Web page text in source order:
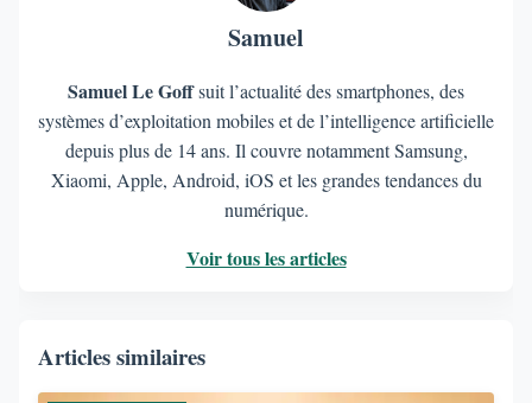
Samuel
Samuel Le Goffsuit l’actualité des smartphones, des
systèmes d’exploitation mobiles et de l’intelligence artificielle
depuis plus de 14 ans. Il couvre notamment Samsung,
Xiaomi, Apple, Android, iOS et les grandes tendances du
numérique.
Voir tous les articles
Articles similaires